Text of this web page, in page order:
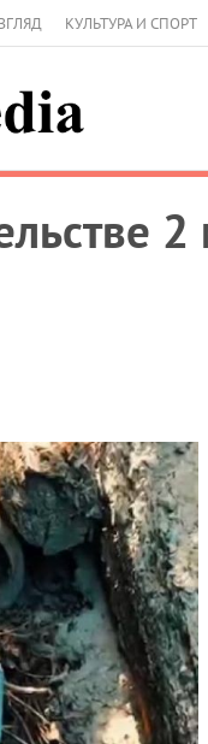
КУЛЬТУРА И СПОРТ
2